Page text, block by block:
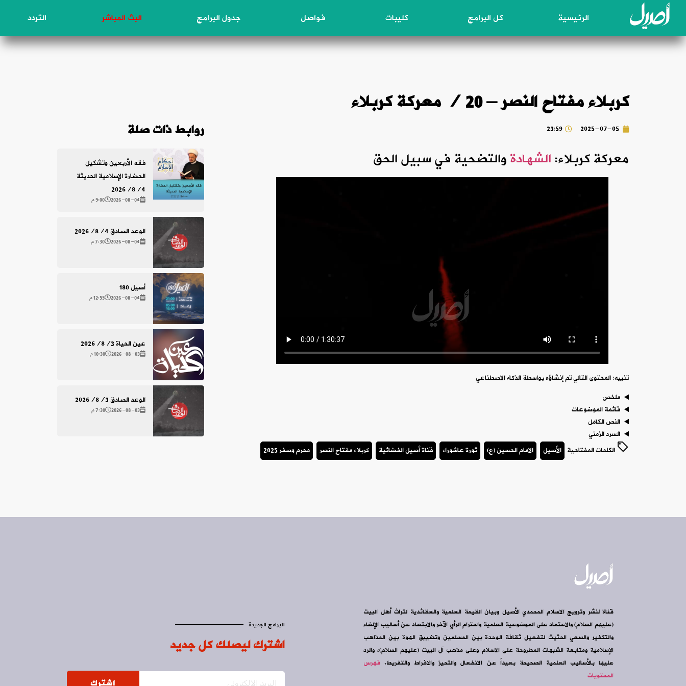
الرئيسية كل البرامج كليبات فواصل جدول البرامج البث المباشر التردد
كربلاء مفتاح النصر – 20 / معركة كربلاء
2025-07-05
23:59
معركة كربلاء:الشهادةوالتضحية في سبيل الحق
تنبيه: المحتوى التالي تم إنشاؤه بواسطة الذكاء الاصطناعي
ملخص
قائمة الموضوعات
النص الكامل
السرد الزمني
الكلمات المفتاحية الأصيل الامام الحسين (ع) ثورة عاشوراء قناة أصيل الفضائية كربلاء مفتاح النصر محرم وصفر 2025
روابط ذات صلة
فقه الأربعين وتشكيل
الحضارة الإسلامية الحديثة
2026/8/4
2026-08-04 9:00 م
الوعد الصادق 2026/8/4
2026-08-04 7:30 م
أصيل 180
2026-08-04 12:55 م
عين الحياة 2026/8/3
2026-08-03 10:30 م
الوعد الصادق 2026/8/3
2026-08-03 7:30 م
قناة لنشر وترويج الاسلام المحمدي الأصيل وبيان القيمة العلمية والعقائدية لتراث أهل البيت
(عليهم السلام) والاعتماد على الموضوعية العلمية واحترام الرأي الآخر والابتعاد عن أساليب الإلغاء
والتكفير والسعي الحثيث لتفعيل ثقافة الوحدة بين المسلمين وتضييق الهوة بين المذاهب
الإسلامية ومتابعة الشبهات المطروحة على الاسلام وعلى مذهب آل البيت (عليهم السلام)، والرد
عليها بالأساليب العلمية الصحيحة بعيداً عن الانفعال والتحيز والافراط والتفريط. فهرس
المحتويات
البرامج الجديدة
اشترك ليصلك كل جديد